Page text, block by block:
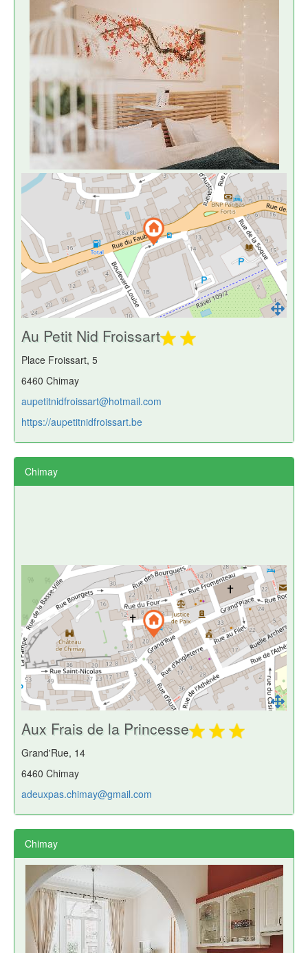
Au Petit Nid Froissart
Place Froissart, 5
6460 Chimay
aupetitnidfroissart@hotmail.com
https://aupetitnidfroissart.be
Chimay
Aux Frais de la Princesse
Grand'Rue, 14
6460 Chimay
adeuxpas.chimay@gmail.com
Chimay